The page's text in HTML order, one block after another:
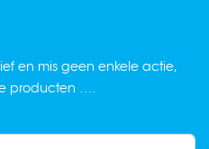
en mis geen enkele actie,
producten ….